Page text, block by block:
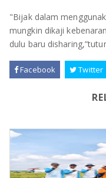
"Bijak dalam
mungkin dikaji
dulu baru
Facebook Twitter